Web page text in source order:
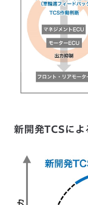
新開発TCSによ